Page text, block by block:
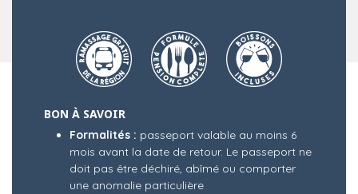
BON À SAVOIR
Formalités : passeport valable au moins 6
mois avant la date de retour. Le passeport ne
doit pas être déchiré, abîmé ou comporter
une anomalie particulière